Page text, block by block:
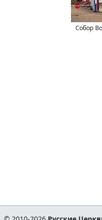
Собор